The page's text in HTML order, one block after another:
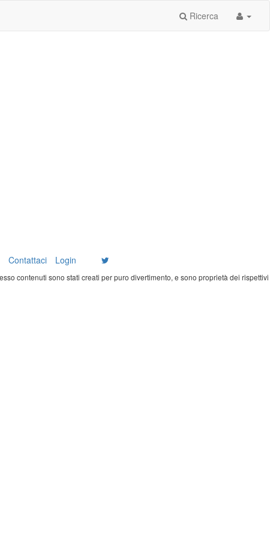
Ricerca
Contattaci Login
contenuti sono stati creati per puro divertimento, e sono proprietà dei rispettivi